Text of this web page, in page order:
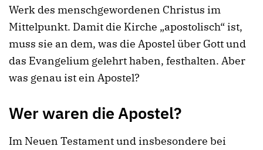
Werk des menschgewordenen Christus im
Mittelpunkt. Damit die Kirche „apostolisch“ ist,
muss sie an dem, was die Apostel über Gott und
das Evangelium gelehrt haben, festhalten. Aber
was genau ist ein Apostel?
Wer waren die Apostel?
Im Neuen Testament und insbesondere bei